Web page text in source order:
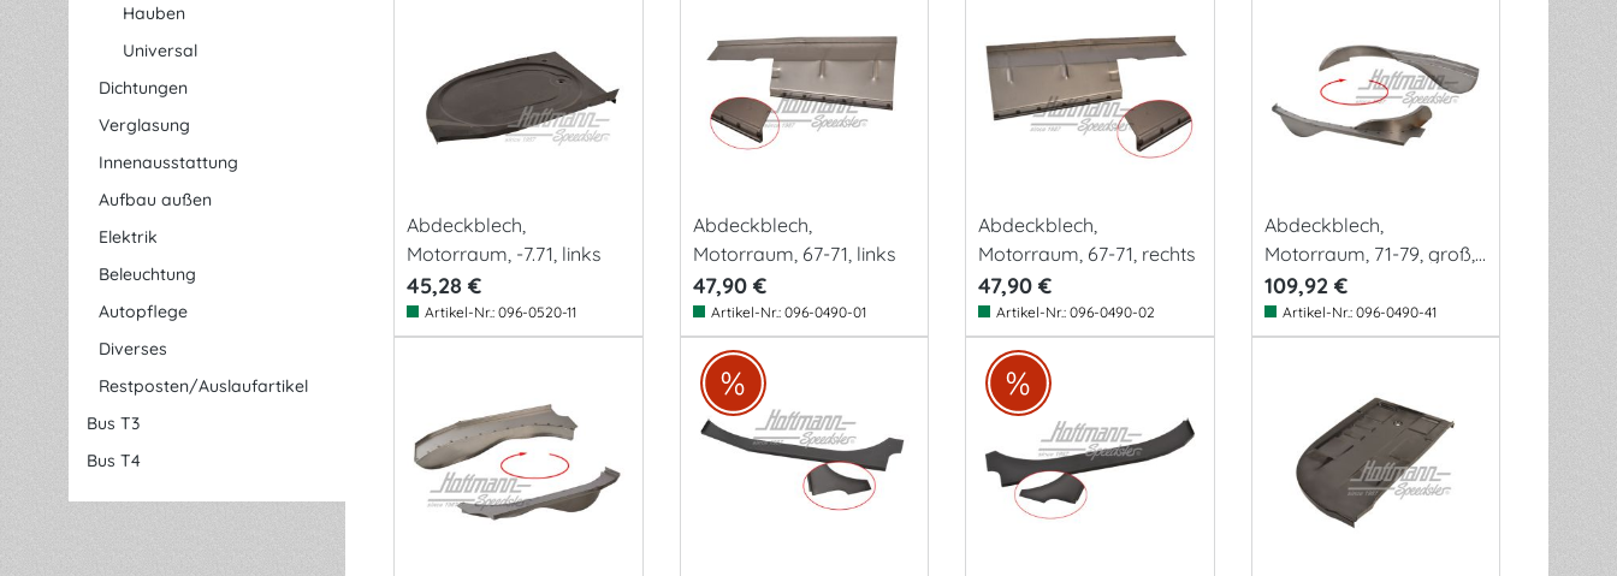
Hauben
Universal
Dichtungen
Verglasung
Innenausstattung
Aufbau außen
Elektrik
Beleuchtung
Autopflege
Diverses
Restposten/Auslaufartikel
Bus T3
Bus T4
Abdeckblech,
Motorraum, -7.71, links
45,28 €
Artikel-Nr.: 096-0520-11
Abdeckblech,
Motorraum, 67-71, links
47,90 €
Artikel-Nr.: 096-0490-01
Abdeckblech,
Motorraum, 67-71, rechts
47,90 €
Artikel-Nr.: 096-0490-02
Abdeckblech,
Motorraum, 71-79, groß,
li.
109,92 €
Artikel-Nr.: 096-0490-41